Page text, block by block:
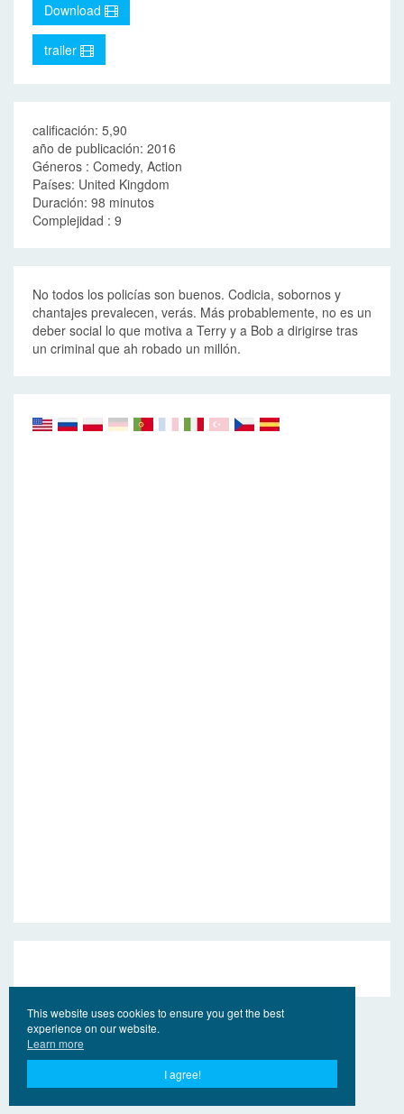
Download
trailer
calificación: 5,90
año de publicación: 2016
Géneros : Comedy, Action
Países: United Kingdom
Duración: 98 minutos
Complejidad : 9
No todos los policías son buenos. Codicia, sobornos y
chantajes prevalecen, verás. Más probablemente, no es un
deber social lo que motiva a Terry y a Bob a dirigirse tras
un criminal que ah robado un millón.
This website uses cookies to ensure you get the best
experience on our website.
Learn more
I agree!